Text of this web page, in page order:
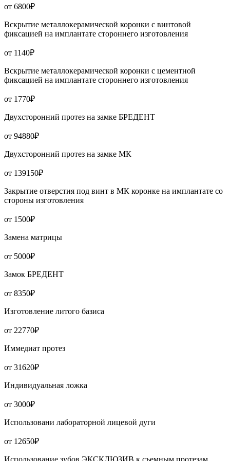
от 6800₽
Вскрытие металлокерамической коронки с винтовой
фиксацией на имплантате стороннего изготовления
от 1140₽
Вскрытие металлокерамической коронки с цементной
фиксацией на имплантате стороннего изготовления
от 1770₽
Двухсторонний протез на замке БРЕДЕНТ
от 94880₽
Двухсторонний протез на замке МК
от 139150₽
Закрытие отверстия под винт в МК коронке на имплантате со
стороны изготовления
от 1500₽
Замена матрицы
от 5000₽
Замок БРЕДЕНТ
от 8350₽
Изготовление литого базиса
от 22770₽
Иммедиат протез
от 31620₽
Индивидуальная ложка
от 3000₽
Использовани лабораторной лицевой дуги
от 12650₽
Использование зубов ЭКСКЛЮЗИВ к съемным протезам